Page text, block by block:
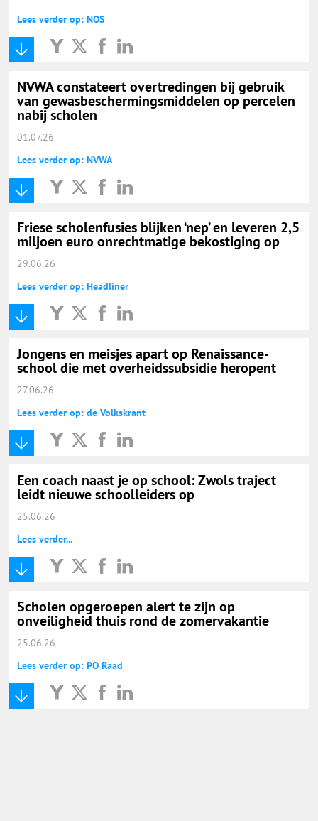
Lees verder op: NOS
NVWA constateert overtredingen bij gebruik
van gewasbeschermingsmiddelen op percelen
nabij scholen
01.07.26
Lees verder op: NVWA
Friese scholenfusies blijken ‘nep’ en leveren 2,5
miljoen euro onrechtmatige bekostiging op
29.06.26
Lees verder op: Headliner
Jongens en meisjes apart op Renaissance-
school die met overheidssubsidie heropent
27.06.26
Lees verder op: de Volkskrant
Een coach naast je op school: Zwols traject
leidt nieuwe schoolleiders op
25.06.26
Lees verder...
Scholen opgeroepen alert te zijn op
onveiligheid thuis rond de zomervakantie
25.06.26
Lees verder op: PO Raad